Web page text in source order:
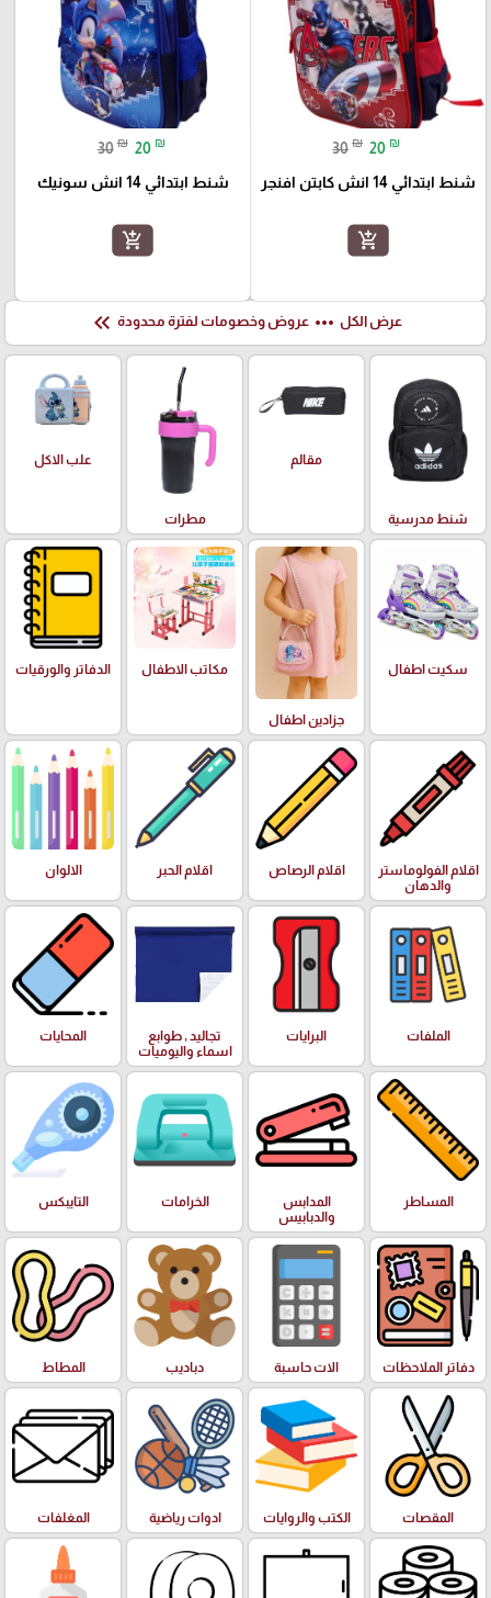
30 ₪ 20 ₪
شنط ابتدائي 14 انش كابتن افنجر
add_shopping_cart
30 ₪ 20 ₪
شنط ابتدائي 14 انش سونيك
add_shopping_cart
عرض الكل more_horiz عروض وخصومات لفترة محدودة keyboard_double_arrow_left
شنط مدرسية
مقالم
مطرات
علب الاكل
سكيت اطفال
جزادين اطفال
مكاتب الاطفال الدفاتر والورقيات
اقلام الفولوماستر
والدهان
اقلام الرصاص اقلام الحبر الالوان
الملفات البرايات
تجاليد , طوابع
اسماء واليوميات
المحايات
المساطر
المدابس
والدبابيس
الخرامات التايبكس
دفاتر الملاحظات الات حاسبة دباديب المطاط
المقصات الكتب والروايات ادوات رياضية المغلفات